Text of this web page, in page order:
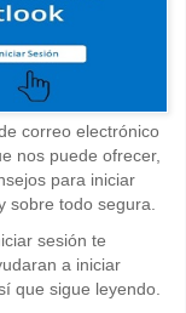
correo electrónico
nos puede ofrecer,
para iniciar
sobre todo segura.
sesión te
a iniciar
que sigue leyendo.